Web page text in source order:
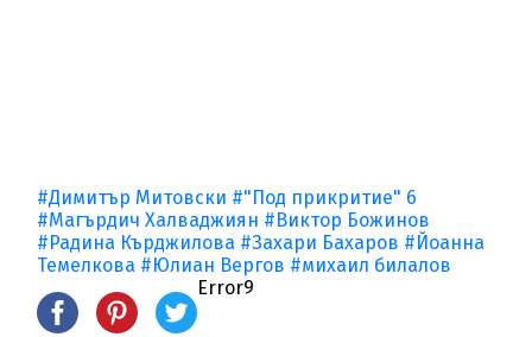
#Димитър Митовски #"Под прикритие" 6
#Магърдич Халваджиян #Виктор Божинов
#Радина Кърджилова #Захари Бахаров #Йоанна
Темелкова #Юлиан Вергов #михаил билалов
Error9